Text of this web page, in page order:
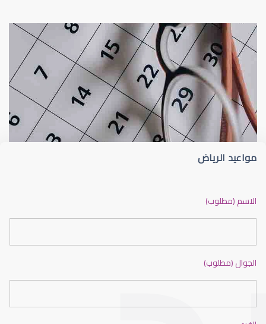
قلوبال لرعاية العين ضعف نظر
ضعف نظر الاطفال
مواعيد الرياض
الاسم (مطلوب)
الجوال (مطلوب)